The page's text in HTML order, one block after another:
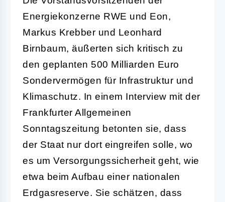
Energiekonzerne RWE und Eon,
Markus Krebber und Leonhard
Birnbaum, äußerten sich kritisch zu
den geplanten 500 Milliarden Euro
Sondervermögen für Infrastruktur und
Klimaschutz. In einem Interview mit der
Frankfurter Allgemeinen
Sonntagszeitung betonten sie, dass
der Staat nur dort eingreifen solle, wo
es um Versorgungssicherheit geht, wie
etwa beim Aufbau einer nationalen
Erdgasreserve. Sie schätzen, dass